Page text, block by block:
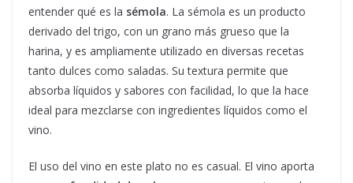
entender qué es la sémola. La sémola es un producto
derivado del trigo, con un grano más grueso que la
harina, y es ampliamente utilizado en diversas recetas
tanto dulces como saladas. Su textura permite que
absorba líquidos y sabores con facilidad, lo que la hace
ideal para mezclarse con ingredientes líquidos como el
vino.
El uso del vino en este plato no es casual. El vino aporta